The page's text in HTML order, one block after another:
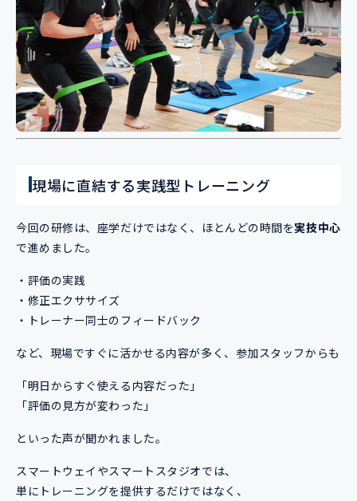
現場に直結する実践型トレーニング
今回の研修は、座学だけではなく、ほとんどの時間を実技中心
で進めました。
・評価の実践
・修正エクササイズ
・トレーナー同士のフィードバック
など、現場ですぐに活かせる内容が多く、参加スタッフからも
「明日からすぐ使える内容だった」
「評価の見方が変わった」
といった声が聞かれました。
スマートウェイやスマートスタジオでは、
単にトレーニングを提供するだけではなく、